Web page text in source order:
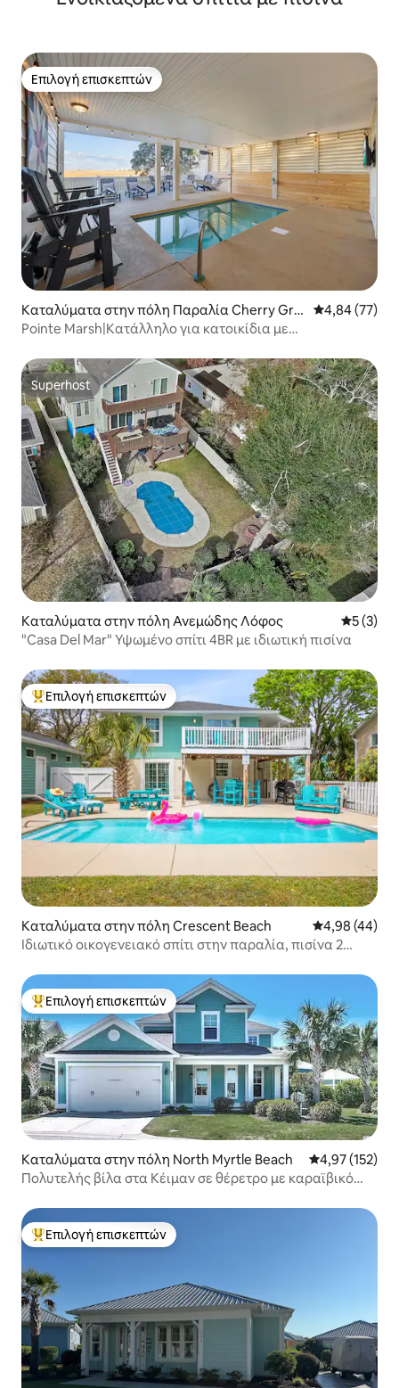
Επιλογή επισκεπτών
Επιλογή επισκεπτών
Καταλύματα στην πόλη Παραλία Cherry Gro
ve
Μέση
4,84 (77)
Pointe Marsh|Κατάλληλο για κατοικίδια με
Superhost
Superhost
Καταλύματα στην πόλη Ανεμώδης Λόφος Μέση
5 (3)
"Casa Del Mar" Υψωμένο σπίτι 4BR με ιδιωτική πισίνα
Κορυφαία επιλογή επισκεπτών
Επιλογή επισκεπτών
Καταλύματα στην πόλη Crescent Beach Μέση
4,98 (44)
Ιδιωτικό οικογενειακό σπίτι στην παραλία, πισίνα 2
Κορυφαία επιλογή επισκεπτών
Επιλογή επισκεπτών
Καταλύματα στην πόλη North Myrtle Beach Μέση
4,97 (152)
Πολυτελής βίλα στα Κέιμαν σε θέρετρο με καραϊβικό
Κορυφαία επιλογή επισκεπτών
Επιλογή επισκεπτών